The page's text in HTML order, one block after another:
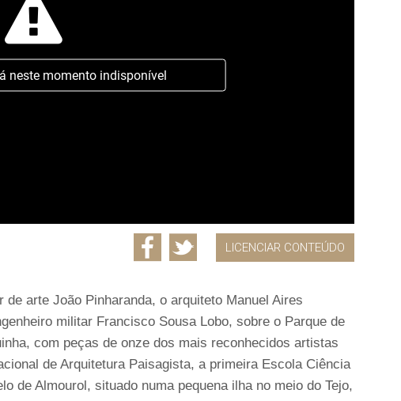
neste momento indisponível
LICENCIAR CONTEÚDO
arte João Pinharanda, o arquiteto Manuel Aires
militar Francisco Sousa Lobo, sobre o Parque de
com peças de onze dos mais reconhecidos artistas
de Arquitetura Paisagista, a primeira Escola Ciência
de Almourol, situado numa pequena ilha no meio do Tejo,